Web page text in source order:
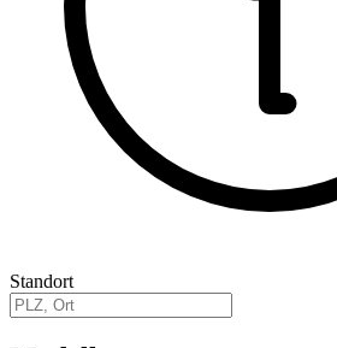
Standort